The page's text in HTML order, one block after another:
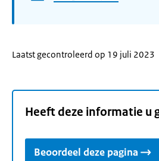
Laatst gecontroleerd op 19 juli 2023
Heeft deze informatie u
Beoordeel deze pagina